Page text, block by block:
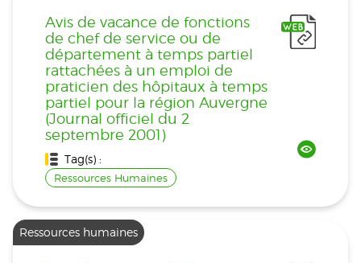
Avis de vacance de fonctions
de chef de service ou de
département à temps partiel
rattachées à un emploi de
praticien des hôpitaux à temps
partiel pour la région Auvergne
(Journal officiel du 2
septembre 2001)
Tag(s) :
Ressources Humaines
Ressources humaines